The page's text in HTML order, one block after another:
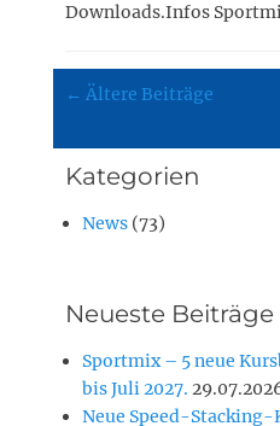
Downloads.Infos
Beitragsnavigation
← Ältere Beiträge
Kategorien
News (73)
Neueste Beiträge
Sportmix – 5 neue
bis Juli 2027.
Neue Speed-